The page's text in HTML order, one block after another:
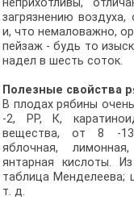
неприхотливы,
загрязнению
и, что немаловажно,
пейзаж - будь то
надел в шесть соток.
Полезные свойства
В плодах рябины
-2, РР, К,
вещества, от 8 -
яблочная,
янтарная кислоты.
таблица Менделеева;
т. д.